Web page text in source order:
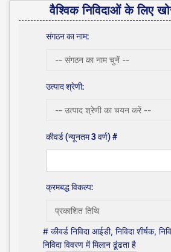
वैश्विक निविदाओं के लिए
संगठन का नाम:
उत्पाद श्रेणी:
कीवर्ड (न्यूनतम 3 वर्ण) #
क्रमबद्ध विकल्प:
# कीवर्ड निविदा आईडी, निविदा शीर्षक,
निविदा विवरण में मिलान ढूंढता है